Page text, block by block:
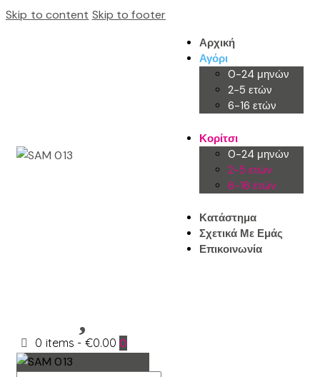
Skip to content Skip to footer
Αρχική
Αγόρι
0-24 μηνών
2-5 ετών
6-16 ετών
Κορίτσι
0-24 μηνών
2-5 ετών
6-16 ετών
Κατάστημα
Σχετικά Με Εμάς
Επικοινωνία
0 items - €0.00 0